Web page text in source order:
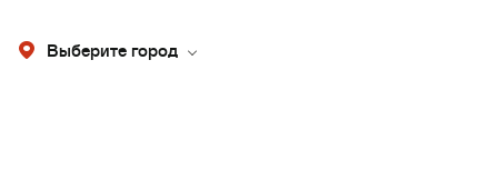
Выберите город